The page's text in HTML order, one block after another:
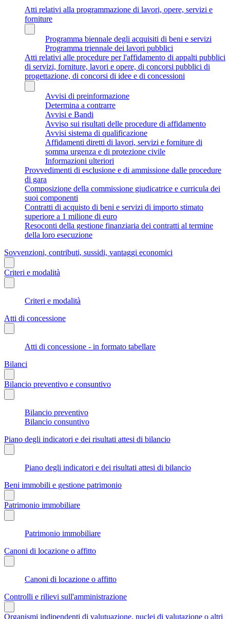
Atti relativi alla programmazione di lavori, opere, servizi e
forniture
Programma biennale degli acquisiti di beni e servizi
Programma triennale dei lavori pubblici
Atti relativi alle procedure per l'affidamento di appalti pubblici
di servizi, forniture, lavori e opere, di concorsi pubblici di
progettazione, di concorsi di idee e di concessioni
Avvisi di preinformazione
Determina a contrarre
Avvisi e Bandi
Avviso sui risultati delle procedure di affidamento
Avvisi sistema di qualificazione
Affidamenti diretti di lavori, servizi e forniture di
somma urgenza e di protezione civile
Informazioni ulteriori
Provvedimenti di esclusione e di ammissione dalle procedure
di gara
Composizione della commissione giudicatrice e curricula dei
suoi componenti
Contratti di acquisto di beni e servizi di importo stimato
superiore a 1 milione di euro
Resoconti della gestione finanziaria dei contratti al termine
della loro esecuzione
Sovvenzioni, contributi, sussidi, vantaggi economici
Criteri e modalità
Criteri e modalità
Atti di concessione
Atti di concessione - in formato tabellare
Bilanci
Bilancio preventivo e consuntivo
Bilancio preventivo
Bilancio consuntivo
Piano degli indicatori e dei risultati attesi di bilancio
Piano degli indicatori e dei risultati attesi di bilancio
Beni immobili e gestione patrimonio
Patrimonio immobiliare
Patrimonio immobiliare
Canoni di locazione o affitto
Canoni di locazione o affitto
Controlli e rilievi sull'amministrazione
Organismi indipendenti di valutuazione, nuclei di valutazione o altri